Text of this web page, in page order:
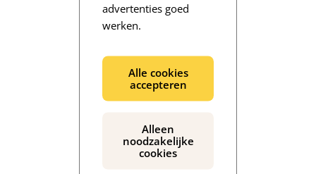
advertenties goed
werken.
Alle cookies
accepteren
Alleen
noodzakelijke
cookies
De inhoud wordt geladen...